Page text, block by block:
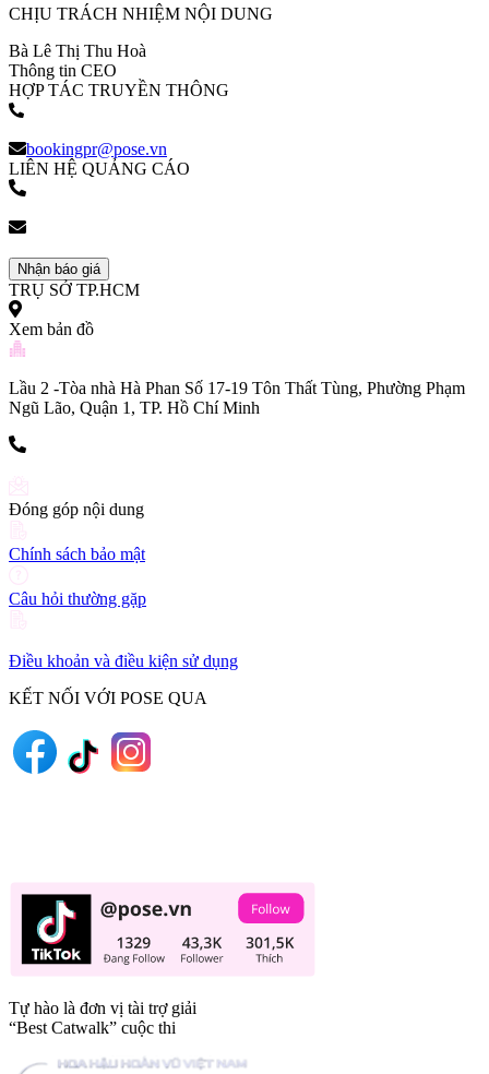
CHỊU TRÁCH NHIỆM NỘI DUNG
Bà Lê Thị Thu Hoà
Thông tin CEO
HỢP TÁC TRUYỀN THÔNG
bookingpr@pose.vn
LIÊN HỆ QUẢNG CÁO
Nhận báo giá
TRỤ SỞ TP.HCM
Xem bản đồ
Lầu 2 -Tòa nhà Hà Phan Số 17-19 Tôn Thất Tùng, Phường Phạm
Ngũ Lão, Quận 1, TP. Hồ Chí Minh
Đóng góp nội dung
Chính sách bảo mật
Câu hỏi thường gặp
Điều khoản và điều kiện sử dụng
KẾT NỐI VỚI POSE QUA
Tự hào là đơn vị tài trợ giải
“Best Catwalk” cuộc thi